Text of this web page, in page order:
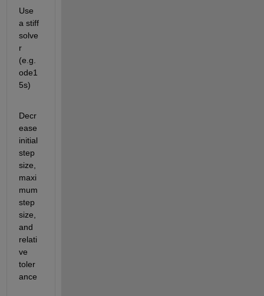
Use
a stiff
solve
r
(e.g.
ode1
5s)
Decr
ease
initial
step
size,
maxi
mum
step
size,
and
relati
ve
toler
ance